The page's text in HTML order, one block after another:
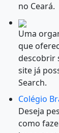
no Ceará.
Uma
que
descobrir
site já
Search.
Colégio
Deseja
como